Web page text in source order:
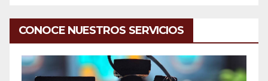
CONOCE NUESTROS SERVICIOS